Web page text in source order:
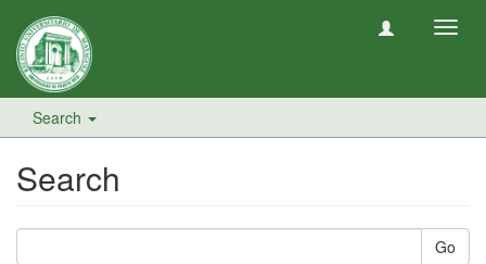
Search
Search
Go